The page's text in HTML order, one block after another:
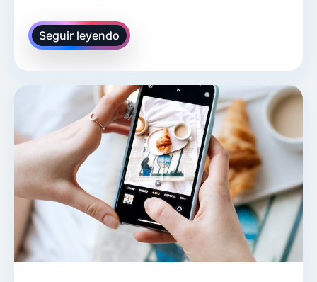
Seguir leyendo